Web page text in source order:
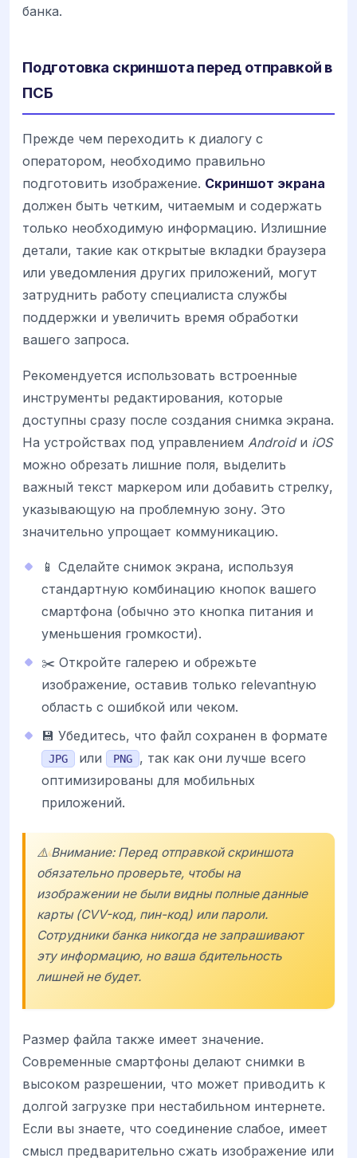
банка.
Подготовка скриншота перед отправкой в
ПСБ
Прежде чем переходить к диалогу с
оператором, необходимо правильно
подготовить изображение. Скриншот экрана
должен быть четким, читаемым и содержать
только необходимую информацию. Излишние
детали, такие как открытые вкладки браузера
или уведомления других приложений, могут
затруднить работу специалиста службы
поддержки и увеличить время обработки
вашего запроса.
Рекомендуется использовать встроенные
инструменты редактирования, которые
доступны сразу после создания снимка экрана.
На устройствах под управлением Androidи iOS
можно обрезать лишние поля, выделить
важный текст маркером или добавить стрелку,
указывающую на проблемную зону. Это
значительно упрощает коммуникацию.
📱 Сделайте снимок экрана, используя
стандартную комбинацию кнопок вашего
смартфона (обычно это кнопка питания и
уменьшения громкости).
✂️ Откройте галерею и обрежьте
изображение, оставив только relevantную
область с ошибкой или чеком.
💾 Убедитесь, что файл сохранен в формате
JPG или PNG
, так как они лучше всего
оптимизированы для мобильных
приложений.
⚠️ Внимание: Перед отправкой скриншота
обязательно проверьте, чтобы на
изображении не были видны полные данные
карты (CVV-код, пин-код) или пароли.
Сотрудники банка никогда не запрашивают
эту информацию, но ваша бдительность
лишней не будет.
Размер файла также имеет значение.
Современные смартфоны делают снимки в
высоком разрешении, что может приводить к
долгой загрузке при нестабильном интернете.
Если вы знаете, что соединение слабое, имеет
смысл предварительно сжать изображение или